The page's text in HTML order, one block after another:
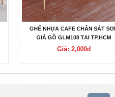
GHẾ NHỰA CAFE CHÂN SẮT
GIẢ GỖ GLM108 TẠI TP.HCM
Giá: 2,000đ